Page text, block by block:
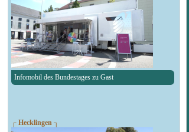
Infomobil des Bundestages zu Gast
┌ Hecklingen ┐